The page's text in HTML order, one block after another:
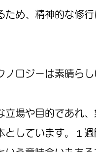
ため、精神的な修
ノロジーは素晴ら
場や目的であれ、
としています。１